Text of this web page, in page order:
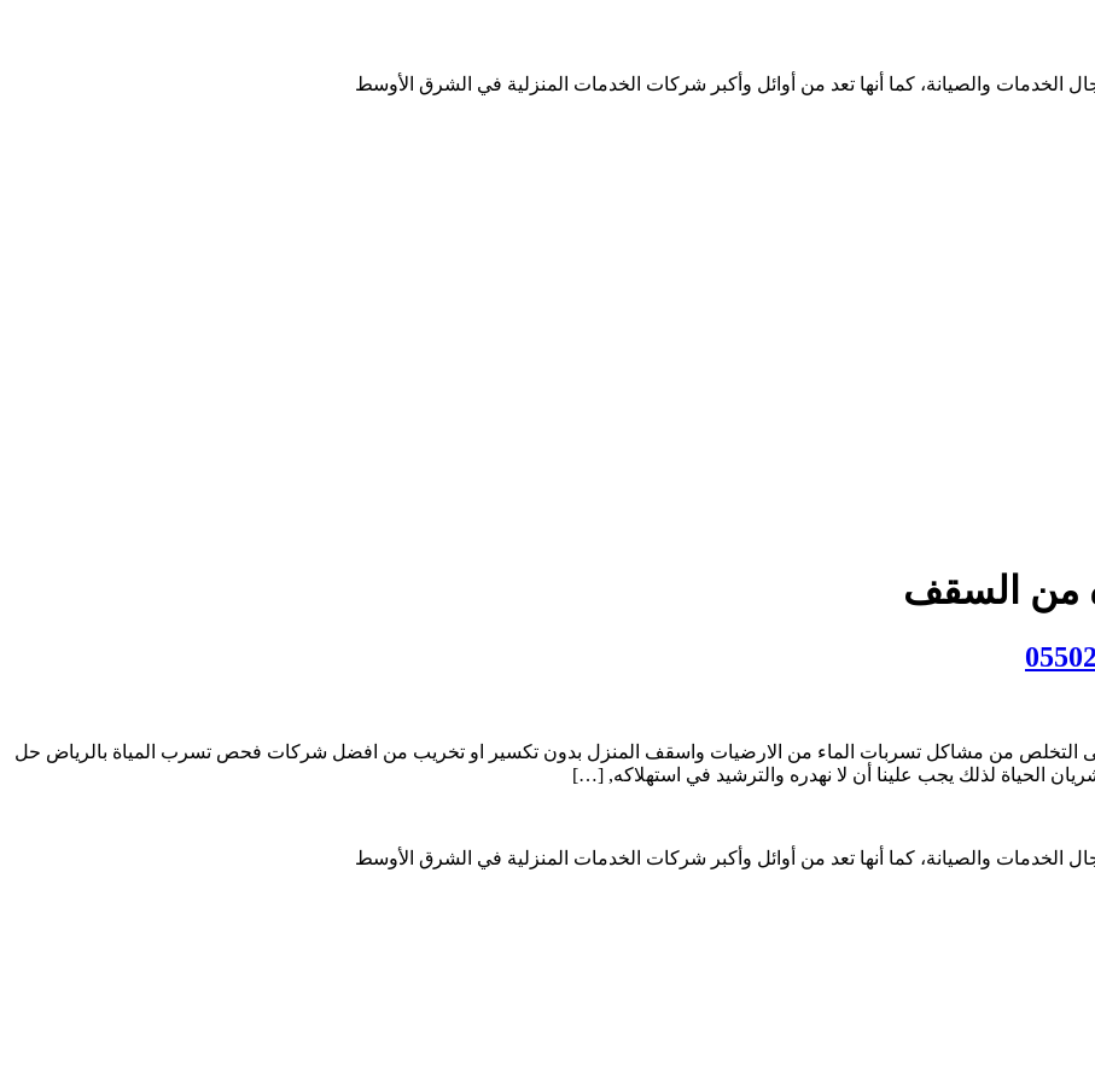
والصيانة، كما أنها تعد من أوائل وأكبر شركات الخدمات المنزلية في الشرق الأوسط
من السقف
من السقف افضل 12 طريقة تساعدك على التخلص من مشاكل تسربات الماء من الارضيات واسقف المنزل بدون تكسير او تخريب من افضل شركات فحص تسرب المياة بالرياض حل
الحياة لذلك يجب علينا أن لا نهدره والترشيد في استهلاكه, […]
والصيانة، كما أنها تعد من أوائل وأكبر شركات الخدمات المنزلية في الشرق الأوسط